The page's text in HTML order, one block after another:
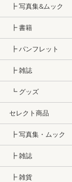
┣ 写真集&ムック
┣ 書籍
┣ パンフレット
┣ 雑誌
┗ グッズ
セレクト商品
┣ 写真集・ムック
┣ 雑誌
┣ 雑貨